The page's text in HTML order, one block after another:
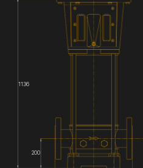
1136
200